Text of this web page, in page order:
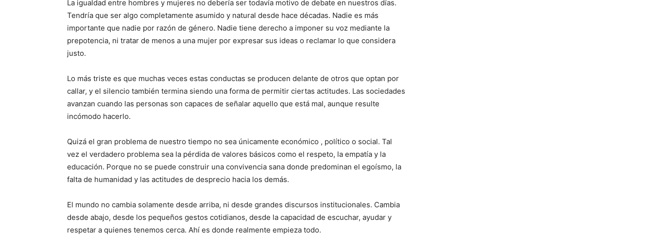
La igualdad entre hombres y mujeres no debería ser todavía motivo de debate en nuestros días.
Tendría que ser algo completamente asumido y natural desde hace décadas. Nadie es más
importante que nadie por razón de género. Nadie tiene derecho a imponer su voz mediante la
prepotencia, ni tratar de menos a una mujer por expresar sus ideas o reclamar lo que considera
justo.
Lo más triste es que muchas veces estas conductas se producen delante de otros que optan por
callar, y el silencio también termina siendo una forma de permitir ciertas actitudes. Las sociedades
avanzan cuando las personas son capaces de señalar aquello que está mal, aunque resulte
incómodo hacerlo.
Quizá el gran problema de nuestro tiempo no sea únicamente económico , político o social. Tal
vez el verdadero problema sea la pérdida de valores básicos como el respeto, la empatía y la
educación. Porque no se puede construir una convivencia sana donde predominan el egoísmo, la
falta de humanidad y las actitudes de desprecio hacia los demás.
El mundo no cambia solamente desde arriba, ni desde grandes discursos institucionales. Cambia
desde abajo, desde los pequeños gestos cotidianos, desde la capacidad de escuchar, ayudar y
respetar a quienes tenemos cerca. Ahí es donde realmente empieza todo.